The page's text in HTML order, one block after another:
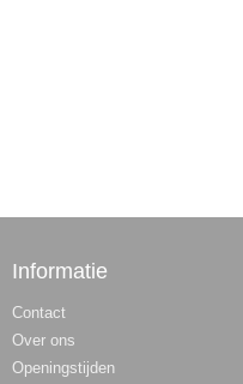
Informatie
Contact
Over ons
Openingstijden